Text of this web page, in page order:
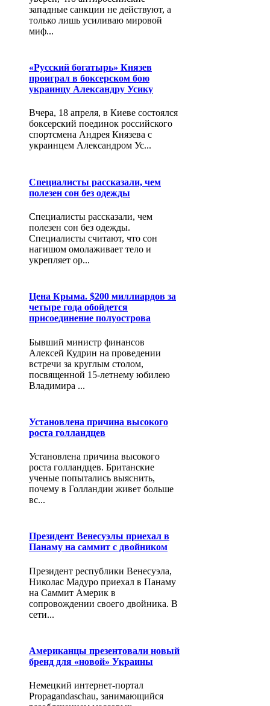
западные санкции не действуют, а
только лишь усиливаю мировой
миф...
«Русский богатырь» Князев
проиграл в боксерском бою
украинцу Александру Усику
Вчера, 18 апреля, в Киеве состоялся
боксерский поединок российского
спортсмена Андрея Князева с
украинцем Александром Ус...
Специалисты рассказали, чем
полезен сон без одежды
Специалисты рассказали, чем
полезен сон без одежды.
Специалисты считают, что сон
нагишом омолаживает тело и
укрепляет ор...
Цена Крыма. $200 миллиардов за
четыре года обойдется
присоединение полуострова
Бывший министр финансов
Алексей Кудрин на проведении
встречи за круглым столом,
посвященной 15-летнему юбилею
Владимира ...
Установлена причина высокого
роста голландцев
Установлена причина высокого
роста голландцев. Британские
ученые попытались выяснить,
почему в Голландии живет больше
вс...
Президент Венесуэлы приехал в
Панаму на саммит с двойником
Президент республики Венесуэла,
Николас Мадуро приехал в Панаму
на Саммит Америк в
сопровождении своего двойника. В
сети...
Американцы презентовали новый
бренд для «новой» Украины
Немецкий интернет-портал
Propagandaschau, занимающийся